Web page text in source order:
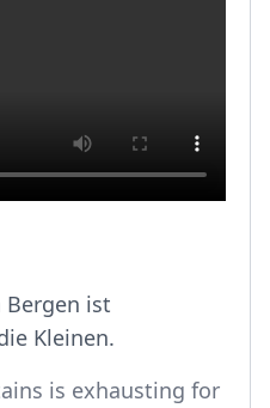
Bergen ist
Kleinen.
is exhausting for